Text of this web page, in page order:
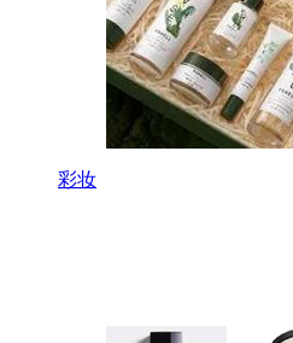
彩妆